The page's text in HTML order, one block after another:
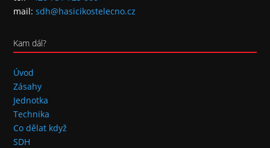
mail:sdh@hasicikostelecno.cz
Kam dál?
Úvod
Zásahy
Jednotka
Technika
Co dělat když
SDH